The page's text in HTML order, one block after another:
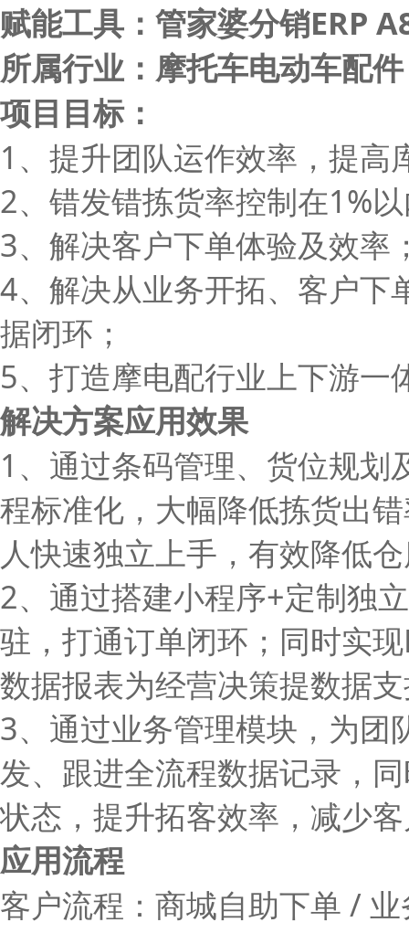
赋能工具：管家婆分销ERP
所属行业：摩托车电动车配件
项目目标：
1、提升团队运作效率，提高
2、错发错拣货率控制在1%
3、解决客户下单体验及效率
4、解决从业务开拓、客户下
据闭环；
5、打造摩电配行业上下游一
解决方案应用效果
1、通过条码管理、货位规
程标准化，大幅降低拣货出
人快速独立上手，有效降低
2、通过搭建小程序+定制独
驻，打通订单闭环；同时实
数据报表为经营决策提数据
3、通过业务管理模块，为团
发、跟进全流程数据记录，
状态，提升拓客效率，减少
应用流程
客户流程：商城自助下单 /